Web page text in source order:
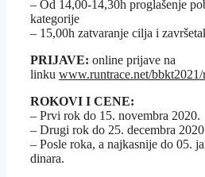
– Od 14,00-14,30h proglašenje
kategorije
– 15,00h zatvaranje cilja i
PRIJAVE: online prijave na
linku www.runtrace.net/bbkt2021/
ROKOVI I CENE:
– Prvi rok do 15. novembra
– Drugi rok do 25. decembra
– Posle roka, a najkasnije do 05.
dinara.